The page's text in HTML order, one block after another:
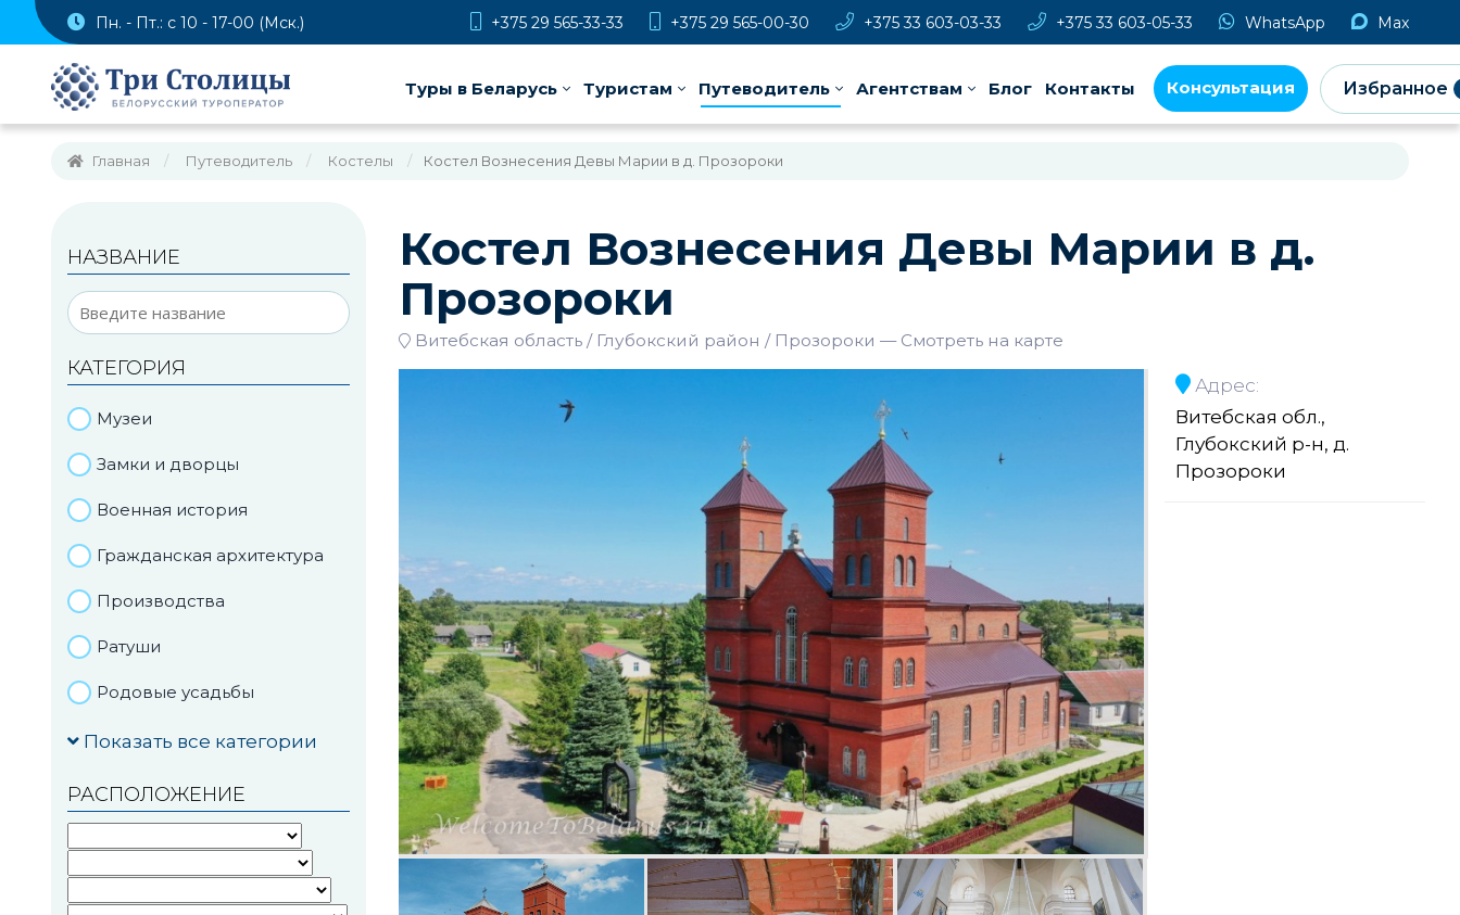
Пн. - Пт.: с 10 - 17-00 (Мск.) +375 29 565-33-33 +375 29 565-00-30 +375 33 603-03-33 +375 33 603-05-33 WhatsApp Max
Туры в Беларусь Туристам Путеводитель Агентствам Блог Контакты Консультация Избранное
Главная Путеводитель Костелы Костел Вознесения Девы Марии в д. Прозороки
НАЗВАНИЕ
КАТЕГОРИЯ
Музеи
Замки и дворцы
Военная история
Гражданская архитектура
Производства
Ратуши
Родовые усадьбы
Садово-парковая
Национальные парки и
заказники
Озера и водоемы
Показать все категории
РАСПОЛОЖЕНИЕ
Костел Вознесения Девы Марии в д.
Прозороки
Витебская область Глубокский район Прозороки — Смотреть на карте
Адрес:
Витебская обл.,
Глубокский р-н, д.
Прозороки